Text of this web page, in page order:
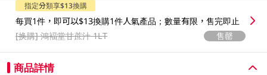
指定分類享$13換購
每買1件，即可以$13換購1件人氣產品；數量有限，售完即止
[换購]鴻褔堂甘蔗汁 1LT 售罄
商品詳情